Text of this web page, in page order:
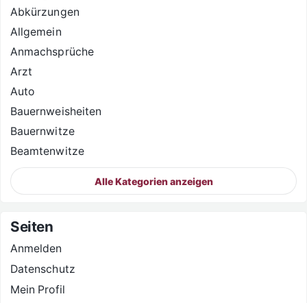
Abkürzungen
Allgemein
Anmachsprüche
Arzt
Auto
Bauernweisheiten
Bauernwitze
Beamtenwitze
Alle Kategorien anzeigen
Seiten
Anmelden
Datenschutz
Mein Profil